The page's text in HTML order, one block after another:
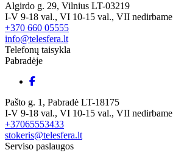
Algirdo g. 29, Vilnius LT-03219
I-V 9-18 val., VI 10-15 val., VII nedirbame
+370 660 05555
info@telesfera.lt
Telefonų taisykla
Pabradėje
Pašto g. 1, Pabradė LT-18175
I-V 9-18 val., VI 10-15 val., VII nedirbame
+37065553433
stokeris@telesfera.lt
Serviso paslaugos